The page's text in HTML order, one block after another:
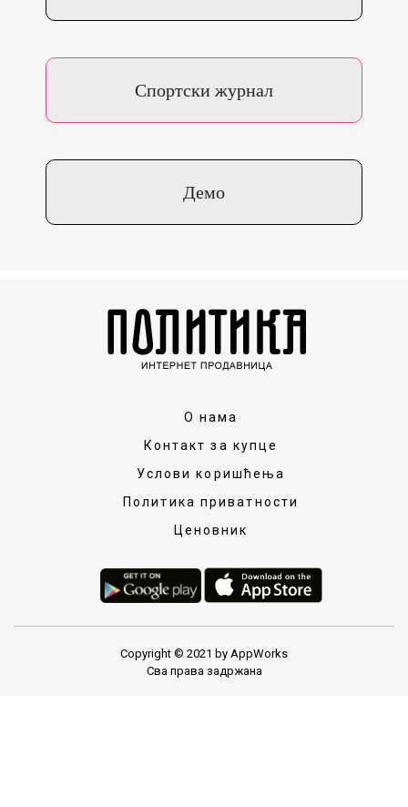
Спортски журнал
Демо
О нама
Контакт за купце
Услови коришћења
Политика приватности
Ценовник
Copyright © 2021 by AppWorks
Сва права задржана